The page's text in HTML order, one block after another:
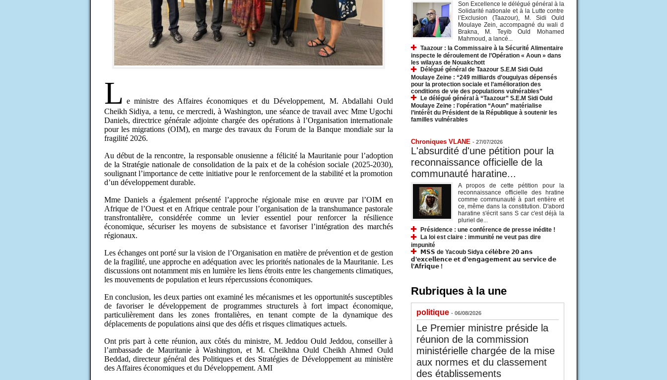
L e ministre des Affaires économiques et du Développement, M. Abdallahi Ould
Cheikh Sidiya, a tenu, ce mercredi, à Washington, une séance de travail avec Mme Ugochi
Daniels, directrice générale adjointe chargée des opérations à l’Organisation internationale
pour les migrations (OIM), en marge des travaux du Forum de la Banque mondiale sur la
fragilité 2026.
Au début de la rencontre, la responsable onusienne a félicité la Mauritanie pour l’adoption
de la Stratégie nationale de consolidation de la paix et de la cohésion sociale (2025-2030),
soulignant l’importance de cette initiative pour le renforcement de la stabilité et la promotion
d’un développement durable.
Mme Daniels a également présenté l’approche régionale mise en œuvre par l’OIM en
Afrique de l’Ouest et en Afrique centrale pour l’organisation de la transhumance pastorale
transfrontalière, considérée comme un levier essentiel pour renforcer la résilience
économique, sécuriser les moyens de subsistance et favoriser l’intégration des marchés
régionaux.
Les échanges ont porté sur la vision de l’Organisation en matière de prévention et de gestion
de la fragilité, une approche en adéquation avec les priorités nationales de la Mauritanie. Les
discussions ont notamment mis en lumière les liens étroits entre les changements climatiques,
les mouvements de population et leurs répercussions économiques.
En conclusion, les deux parties ont examiné les mécanismes et les opportunités susceptibles
de favoriser le développement de programmes structurels à fort impact économique,
particulièrement dans les zones frontalières, en tenant compte de la dynamique des
déplacements de populations ainsi que des défis et risques climatiques actuels.
Ont pris part à cette réunion, aux côtés du ministre, M. Jeddou Ould Jeddou, conseiller à
l’ambassade de Mauritanie à Washington, et M. Cheikhna Ould Cheikh Ahmed Ould
Beddad, directeur général des Politiques et des Stratégies de Développement au ministère
des Affaires économiques et du Développement. AMI
Son Excellence le délégué général à la
Solidarité nationale et à la Lutte contre
l’Exclusion (Taazour), M. Sidi Ould
Moulaye Zein, accompagné du wali d
Brakna, M. Teyib Ould Mohamed
Mahmoud, a lancé...
Taazour : la Commissaire à la Sécurité Alimentaire
inspecte le déroulement de l’Opération « Aoun » dans
les wilayas de Nouakchott
Délégué général de Taazour S.E.M Sidi Ould
Moulaye Zeine : “249 milliards d’ouguiyas dépensés
pour la protection sociale et l’amélioration des
conditions de vie des populations vulnérables”
Le délégué général à “Taazour” S.E.M Sidi Ould
Moulaye Zeine : l’opération “Aoun” matérialise
l’intérêt du Président de la République à soutenir les
familles vulnérables
Chroniques VLANE - 27/07/2026
L'absurdité d'une pétition pour la
reconnaissance officielle de la
communauté haratine...
A propos de cette pétition pour la
reconnaissance officielle des hratine
comme communauté à part entière et
ce, même dans la constitution. D'abord
haratine s'écrit sans S car c'est déjà la
pluriel de...
Présidence : une conférence de presse inédite !
La loi est claire : immunité ne veut pas dire
impunité
𝗠𝗦𝗦 de Yacoub Sidya 𝗰𝗲́𝗹𝗲̀𝗯𝗿𝗲 𝟮𝟬 𝗮𝗻𝘀
𝗱’𝗲𝘅𝗰𝗲𝗹𝗹𝗲𝗻𝗰𝗲 𝗲𝘁 𝗱’𝗲𝗻𝗴𝗮𝗴𝗲𝗺𝗲𝗻𝘁 𝗮𝘂 𝘀𝗲𝗿𝘃𝗶𝗰𝗲 𝗱𝗲
𝗹’𝗔𝗳𝗿𝗶𝗾𝘂𝗲 !
Rubriques à la une
politique - 06/08/2026
Le Premier ministre préside la
réunion de la commission
ministérielle chargée de la mise
aux normes et du classement
des établissements